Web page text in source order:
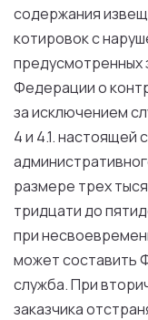
содержания
котировокс
предусмотренных
Федерациио
заисключением
4и 4.1. настоящей
размере трех
тридцатидо
при
можетсоставить
служба.При
заказчика